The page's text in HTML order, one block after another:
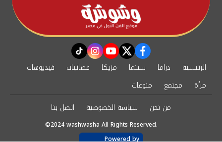
facebook
twitter
youtube
instagram
tiktok
الرئيسية دراما سينما مزيكا فضائيات
فيديوهات
مرأة
مجتمع
منوعات
من نحن
سياسة الخصوصية اتصل بنا
©2024 washwasha All Rights Reserved.
Powered by